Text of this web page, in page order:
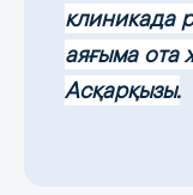
клиникада
аяғыма ота
Асқарқызы.